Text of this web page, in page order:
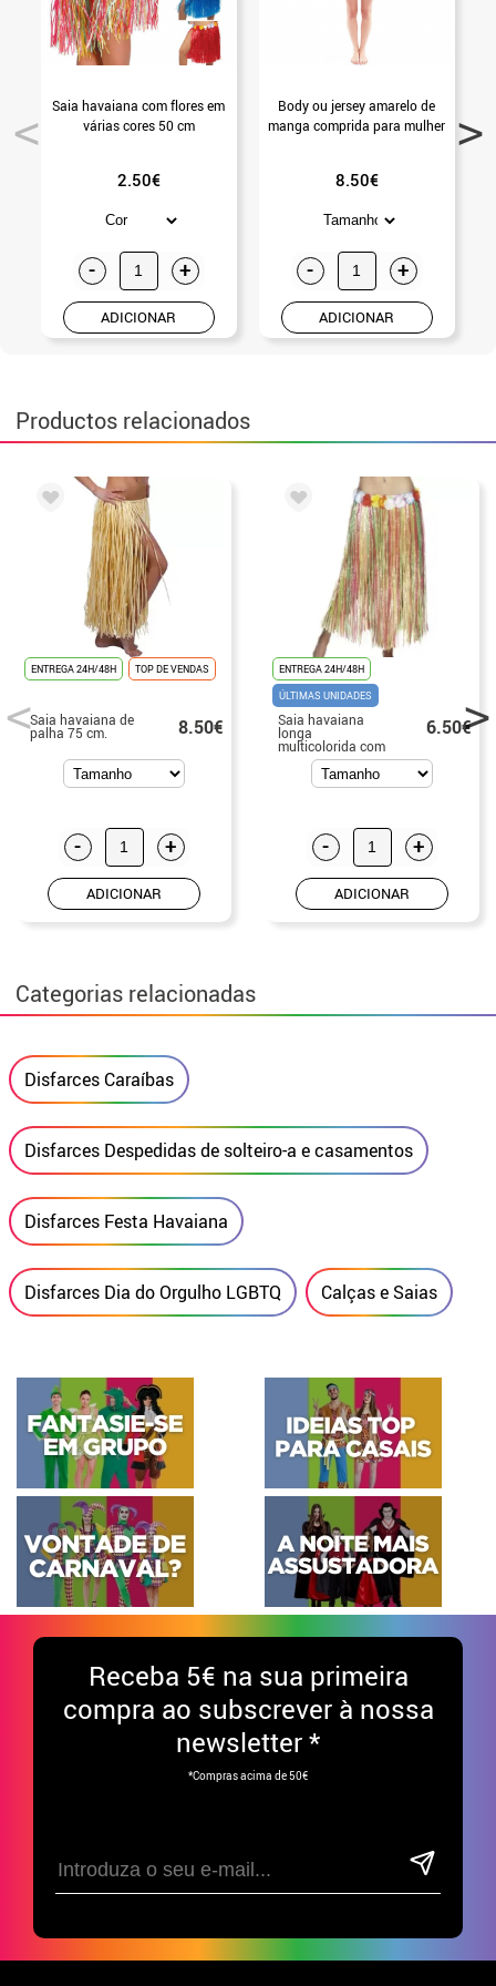
Saia havaiana com flores em
várias cores 50 cm
2.50€
- +
ADICIONAR
Body ou jersey amarelo de
manga comprida para mulher
8.50€
- +
ADICIONAR
Productos relacionados
ENTREGA 24H/48H TOP DE VENDAS
Saia havaiana de
palha 75 cm. 8.50€
- +
ADICIONAR
ENTREGA 24H/48H
ÚLTIMAS UNIDADES
Saia havaiana
longa
multicolorida com
flores 79cm
6.50€
- +
ADICIONAR
Categorias relacionadas
Disfarces Caraíbas
Disfarces Despedidas de solteiro-a e casamentos
Disfarces Festa Havaiana
Disfarces Dia do Orgulho LGBTQ Calças e Saias
Receba 5€ na sua primeira
compra ao subscrever à nossa
newsletter *
*Compras acima de 50€